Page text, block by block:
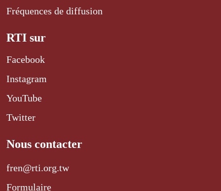
Fréquences de diffusion
RTI sur
Facebook
Instagram
YouTube
Twitter
Nous contacter
fren@rti.org.tw
Formulaire